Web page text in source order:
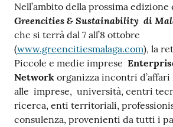
Nell’ambito della prossima edizione
Greencities & Sustainability di
che si terrà dal 7 all’8 ottobre
(www.greencitiesmalaga.com), la
Piccole e medie imprese
Network organizza incontri
alle imprese, università, centri
ricerca, enti territoriali,
consulenza, provenienti da tutti i